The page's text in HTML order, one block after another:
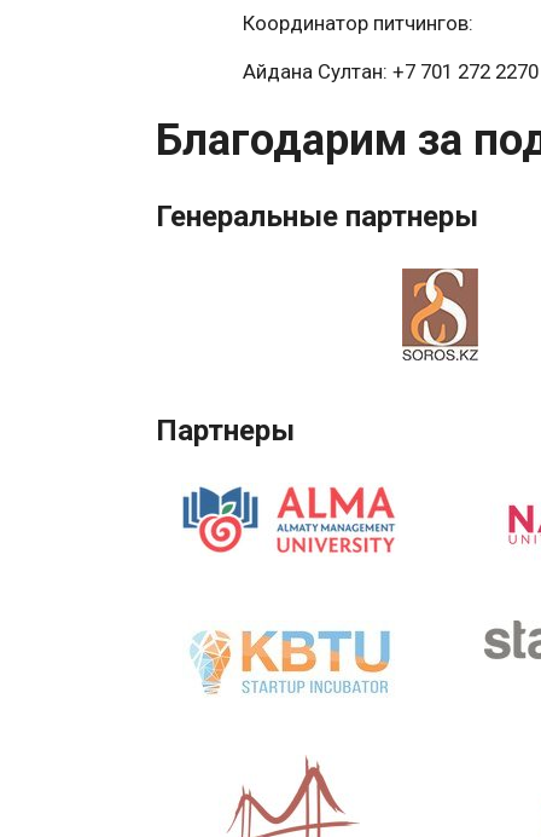
Координатор питчингов:
Айдана Султан: +7 701 272 2270
Благодарим за
Генеральные партнеры
Партнеры